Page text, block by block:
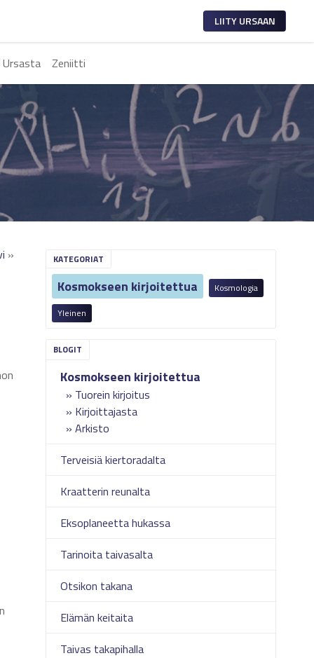
LIITY URSAAN
Zeniitti
KATEGORIAT
Kosmokseen kirjoitettua
Kosmologia
Yleinen
Kosmokseen kirjoitettua
Tuorein kirjoitus
Kirjoittajasta
Arkisto
Terveisiä kiertoradalta
Kraatterin reunalta
Eksoplaneetta hukassa
Tarinoita taivasalta
Otsikon takana
Elämän keitaita
Taivas takapihalla
»